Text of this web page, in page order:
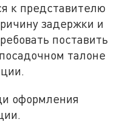
к представителю
задержки и
поставить
талоне
оформления